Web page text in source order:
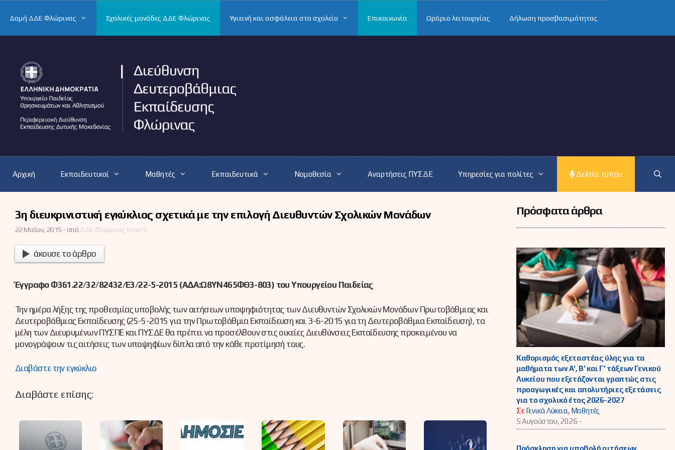
Δομή ΔΔΕ Φλώρινας Σχολικές μονάδες ΔΔΕ Φλώρινας Υγιεινή και ασφάλεια στο σχολείο Επικοινωνία Ωράριο λειτουργίας Δήλωση προσβασιμότητας
Αρχική Εκπαιδευτικοί Μαθητές Εκπαιδευτικά Νομοθεσία Αναρτήσεις ΠΥΣΔΕ Υπηρεσίες για πολίτες Δελτία τύπου
3η διευκρινιστική εγκύκλιος σχετικά με την επιλογή Διευθυντών Σχολικών Μονάδων
22 Μαΐου, 2015 -απόΔΔΕ Φλώρινας | User9
άκουσε το άρθρο
Έγγραφο Φ361.22/32/82432/Ε3/22-5-2015 (ΑΔΑ:Ω8ΥΝ465ΦΘ3-803) του Υπουργείου Παιδείας
Την ημέρα λήξης της προθεσμίας υποβολής των αιτήσεων υποψηφιότητας των Διευθυντών Σχολικών Μονάδων Πρωτοβάθμιας και
Δευτεροβάθμιας Εκπαίδευσης (25-5-2015 για την Πρωτοβάθμια Εκπαίδευση και 3-6-2015 για τη Δευτεροβάθμια Εκπαίδευση), τα
μέλη των Διευρυμένων ΠΥΣΠΕ και ΠΥΣΔΕ θα πρέπει να προσέλθουν στις οικείες Διευθύνσεις Εκπαίδευσης προκειμένου να
μονογράψουν τις αιτήσεις των υποψηφίων δίπλα από την κάθε προτίμησή τους.
Διαβάστε την εγκύκλιο
Διαβάστε επίσης:
Πρόσφατα άρθρα
Καθορισμός εξεταστέας ύλης για τα
μαθήματα των Α’, Β’ και Γ’ τάξεων Γενικού
Λυκείου που εξετάζονται γραπτώς στις
προαγωγικές και απολυτήριες εξετάσεις
για το σχολικό έτος 2026-2027
ΣεΓενικά Λύκεια, Μαθητές
5 Αυγούστου, 2026 -